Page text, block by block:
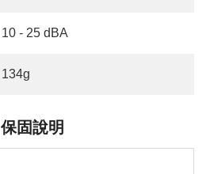
10 - 25 dBA
134g
保固說明